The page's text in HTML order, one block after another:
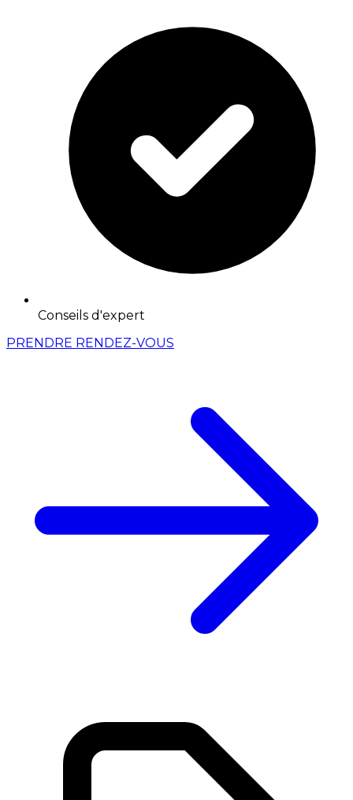
Conseils d'expert
PRENDRE RENDEZ-VOUS